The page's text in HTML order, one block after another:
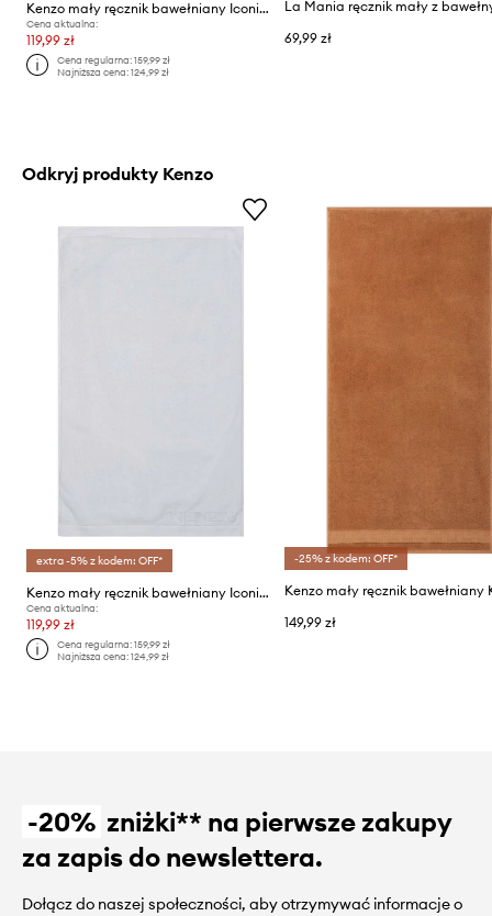
Kenzo mały ręcznik bawełniany Iconic White 55 x 100 cm
Cena aktualna:
119,99 zł
Cena regularna:159,99 zł
Najniższa cena:124,99 zł
69,99 zł
Odkryj produkty Kenzo
extra -5% z kodem: OFF*
Kenzo mały ręcznik bawełniany Iconic White 55 x 100 cm
Cena aktualna:
119,99 zł
Cena regularna:159,99 zł
Najniższa cena:124,99 zł
-25% z kodem: OFF*
149,99 zł
-20% zniżki** na pierwsze zakupy
za zapis do newslettera.
Dołącz do naszej społeczności, aby otrzymywać informacje o